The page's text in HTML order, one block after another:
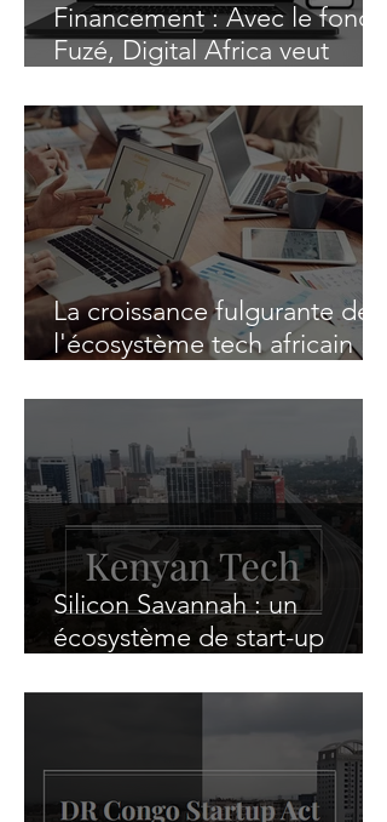
Financement : Avec le fonds
Fuzé, Digital Africa veut
africaines
La croissance fulgurante de
l'écosystème tech africain :
décomplexées
Silicon Savannah : un
écosystème de start-up
bouillonne au Kenya